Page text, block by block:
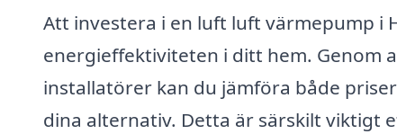
Att investera i en luft luft värmepump i
energieffektiviteten i ditt hem. Genom
installatörer kan du jämföra både
dina alternativ. Detta är särskilt viktigt